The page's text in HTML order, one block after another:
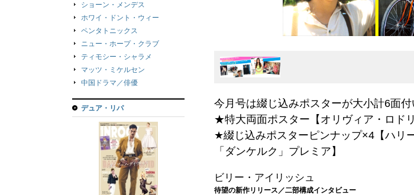
今月号は綴じ込みポスターが大小計6面
★特大両面ポスター【オリヴィア・ロド
★綴じ込みポスターピンナップ×4【ハリ
「ダンケルク」プレミア】
ビリー・アイリッシュ
待望の新作リリース／二部構成インタビュー
ショーン・メンデス
ホワイ・ドント・ウィー
ペンタトニックス
ニュー・ホープ・クラブ
ティモシー・シャラメ
マッツ・ミケルセン
中国ドラマ／俳優
デュア・リパ